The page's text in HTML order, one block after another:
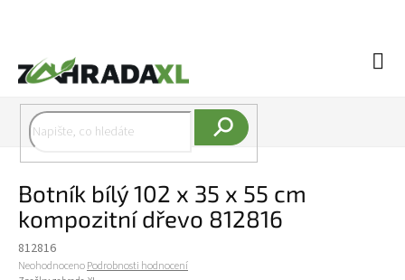
Botník bílý 102 x 35 x 55 cm
kompozitní dřevo 812816
812816
Průměrné hodnocení produktu je 0,0 z 5 hvězdiček.
NeohodnocenoPodrobnosti hodnocení